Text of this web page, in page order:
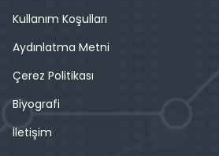
Kullanım Koşulları
Aydınlatma Metni
Çerez Politikası
Biyografi
İletişim